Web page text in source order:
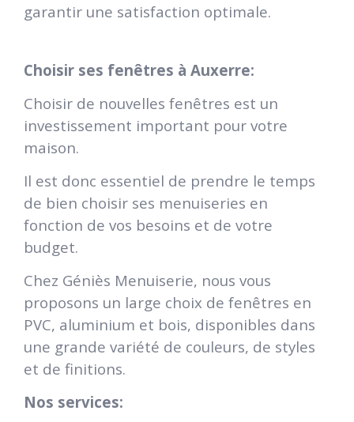
garantir une satisfaction optimale.
Choisir ses fenêtres à Auxerre:
Choisir de nouvelles fenêtres est un
investissement important pour votre
maison.
Il est donc essentiel de prendre le temps
de bien choisir ses menuiseries en
fonction de vos besoins et de votre
budget.
Chez Géniès Menuiserie, nous vous
proposons un large choix de fenêtres en
PVC, aluminium et bois, disponibles dans
une grande variété de couleurs, de styles
et de finitions.
Nos services: